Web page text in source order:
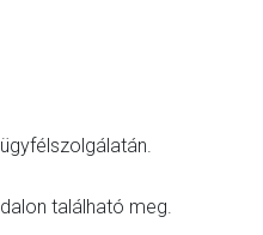
ügyfélszolgálatán.
található meg.